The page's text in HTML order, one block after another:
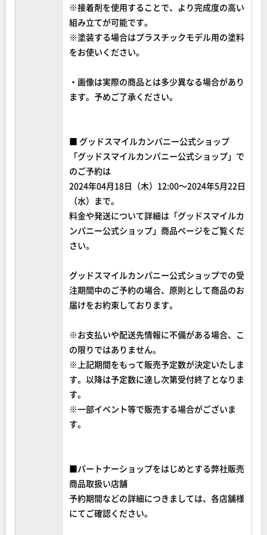
※接着剤を使用することで、より完成度の高い
組み立てが可能です。
※塗装する場合はプラスチックモデル用の塗料
をお使いください。
・画像は実際の商品とは多少異なる場合があり
ます。予めご了承ください。
■ グッドスマイルカンパニー公式ショップ
「グッドスマイルカンパニー公式ショップ」で
のご予約は
2024年04月18日（木）12:00～2024年5月22日
（水）まで。
料金や発送について詳細は「グッドスマイルカ
ンパニー公式ショップ」商品ページをご覧くだ
さい。
グッドスマイルカンパニー公式ショップでの受
注期間中のご予約の場合、原則として商品のお
届けをお約束しております。
※お支払いや配送先情報に不備がある場合、こ
の限りではありません。
※上記期間をもって販売予定数が決定いたしま
す。以降は予定数に達し次第受付終了となりま
す。
※一部イベント等で販売する場合がございま
す。
■パートナーショップをはじめとする弊社販売
商品取扱い店舗
予約期間などの詳細につきましては、各店舗様
にてご確認ください。